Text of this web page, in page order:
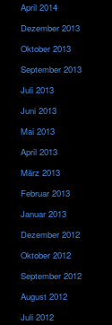
April 2014
Dezember 2013
Oktober 2013
September 2013
Juli 2013
Juni 2013
Mai 2013
April 2013
März 2013
Februar 2013
Januar 2013
Dezember 2012
Oktober 2012
September 2012
August 2012
Juli 2012